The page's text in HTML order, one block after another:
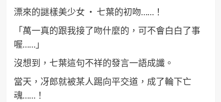
漂來的謎樣美少女 ‧ 七葉的初吻……！
「萬一真的跟我接了吻什麼的，可不會白白了事
喔……」
沒想到，七葉這句不祥的發言一語成讖。
當天，冴郎就被某人踢向平交道，成了輪下亡
魂……！